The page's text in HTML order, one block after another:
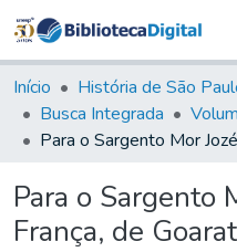
&
Início História de São
Busca Integrada
Para o Sargento
França, de